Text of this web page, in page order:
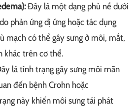
Đây là một dạng phù nề dưới
phản ứng dị ứng hoặc tác dụng
mạch có thể gây sưng ở môi, mắt,
khác trên cơ thể.
là tình trạng gây sưng môi mãn
đến bệnh Crohn hoặc
này khiến môi sưng tái phát